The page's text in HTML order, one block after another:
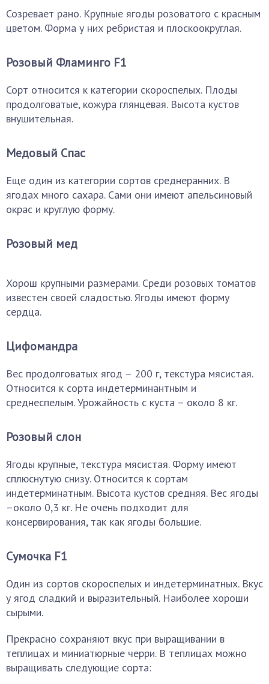
Созревает рано. Крупные ягоды розоватого с красным
цветом. Форма у них ребристая и плоскоокруглая.
Розовый Фламинго F1
Сорт относится к категории скороспелых. Плоды
продолговатые, кожура глянцевая. Высота кустов
внушительная.
Медовый Спас
Еще один из категории сортов среднеранних. В
ягодах много сахара. Сами они имеют апельсиновый
окрас и круглую форму.
Розовый мед
Хорош крупными размерами. Среди розовых томатов
известен своей сладостью. Ягоды имеют форму
сердца.
Цифомандра
Вес продолговатых ягод – 200 г, текстура мясистая.
Относится к сорта индетерминантным и
среднеспелым. Урожайность с куста – около 8 кг.
Розовый слон
Ягоды крупные, текстура мясистая. Форму имеют
сплюснутую снизу. Относится к сортам
индетерминатным. Высота кустов средняя. Вес ягоды
–около 0,3 кг. Не очень подходит для
консервирования, так как ягоды большие.
Сумочка F1
Один из сортов скороспелых и индетерминатных. Вкус
у ягод сладкий и выразительный. Наиболее хороши
сырыми.
Прекрасно сохраняют вкус при выращивании в
теплицах и миниатюрные черри. В теплицах можно
выращивать следующие сорта: